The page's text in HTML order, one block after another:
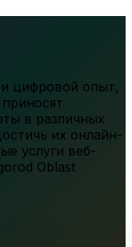
цифровой опыт,
в различных
их онлайн-
услуги веб-
Oblast